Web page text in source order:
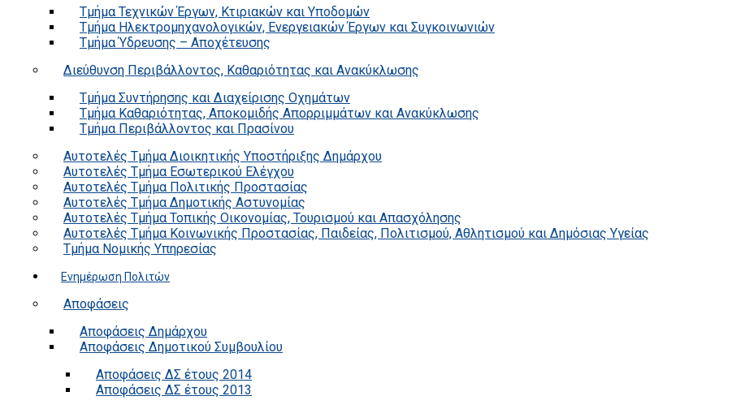
Τμήμα Τεχνικών Έργων, Κτιριακών και Υποδομών
Τμήμα Ηλεκτρομηχανολογικών, Ενεργειακών Έργων και Συγκοινωνιών
Τμήμα Ύδρευσης – Αποχέτευσης
Διεύθυνση Περιβάλλοντος, Καθαριότητας και Ανακύκλωσης
Τμήμα Συντήρησης και Διαχείρισης Οχημάτων
Τμήμα Καθαριότητας, Αποκομιδής Απορριμμάτων και Ανακύκλωσης
Τμήμα Περιβάλλοντος και Πρασίνου
Αυτοτελές Τμήμα Διοικητικής Υποστήριξης Δημάρχου
Αυτοτελές Τμήμα Εσωτερικού Ελέγχου
Αυτοτελές Τμήμα Πολιτικής Προστασίας
Αυτοτελές Τμήμα Δημοτικής Αστυνομίας
Αυτοτελές Τμήμα Τοπικής Οικονομίας, Τουρισμού και Απασχόλησης
Αυτοτελές Τμήμα Κοινωνικής Προστασίας, Παιδείας, Πολιτισμού, Αθλητισμού και Δημόσιας Υγείας
Τμήμα Νομικής Υπηρεσίας
Ενημέρωση Πολιτών
Αποφάσεις
Αποφάσεις Δημάρχου
Αποφάσεις Δημοτικού Συμβουλίου
Αποφάσεις ΔΣ έτους 2014
Αποφάσεις ΔΣ έτους 2013